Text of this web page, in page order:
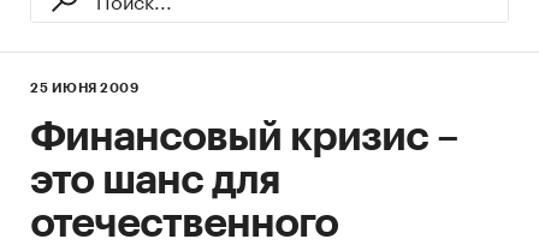
25 ИЮНЯ 2009
Финансовый кризис –
это шанс для
отечественного